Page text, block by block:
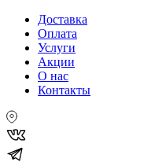
Доставка
Оплата
Услуги
Акции
О нас
Контакты